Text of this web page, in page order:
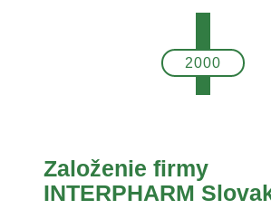
2000
Založenie firmy
INTERPHARM